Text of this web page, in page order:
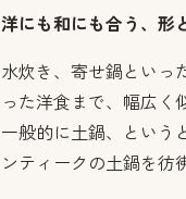
洋にも和にも合う、形
水炊き、寄せ鍋といっ
った洋食まで、幅広く
一般的に土鍋、という
ンティークの土鍋を彷